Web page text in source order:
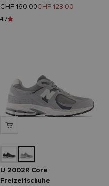
Regulärer Preis
CHF 160.00Angebot
CHF 128.00
4.7
U 2002R Core
Freizeitschuhe